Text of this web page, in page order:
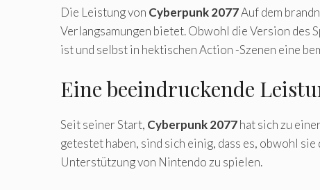
Die Leistung von Cyberpunk 2077Auf dem
Verlangsamungen bietet. Obwohl die Version des
ist und selbst in hektischen Action -Szenen eine
Eine beeindruckende
Seit seiner Start, Cyberpunk 2077hat sich zu
getestet haben, sind sich einig, dass es, obwohl
Unterstützung von Nintendo zu spielen.